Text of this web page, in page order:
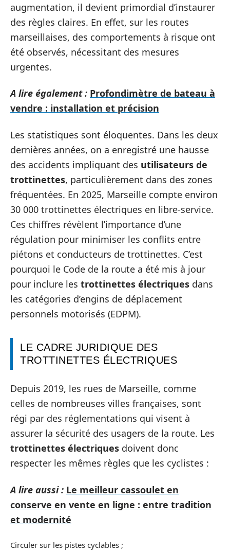
augmentation, il devient primordial d’instaurer
des règles claires. En effet, sur les routes
marseillaises, des comportements à risque ont
été observés, nécessitant des mesures
urgentes.
A lire également : Profondimètre de bateau à
vendre : installation et précision
Les statistiques sont éloquentes. Dans les deux
dernières années, on a enregistré une hausse
des accidents impliquant des utilisateurs de
trottinettes, particulièrement dans des zones
fréquentées. En 2025, Marseille compte environ
30 000 trottinettes électriques en libre-service.
Ces chiffres révèlent l’importance d’une
régulation pour minimiser les conflits entre
piétons et conducteurs de trottinettes. C’est
pourquoi le Code de la route a été mis à jour
pour inclure les trottinettes électriques dans
les catégories d’engins de déplacement
personnels motorisés (EDPM).
LE CADRE JURIDIQUE DES
TROTTINETTES ÉLECTRIQUES
Depuis 2019, les rues de Marseille, comme
celles de nombreuses villes françaises, sont
régi par des réglementations qui visent à
assurer la sécurité des usagers de la route. Les
trottinettes électriques doivent donc
respecter les mêmes règles que les cyclistes :
A lire aussi : Le meilleur cassoulet en
conserve en vente en ligne : entre tradition
et modernité
Circuler sur les pistes cyclables ;